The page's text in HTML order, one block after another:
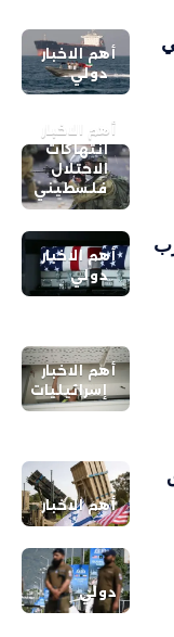
أهم الاخبار
دولي
أهم الاخبار
انتهاكات
الاحتلال
فلسطيني
أهم الاخبار
دولي
أهم الاخبار
إسرائيليات
أهم الاخبار
دولي